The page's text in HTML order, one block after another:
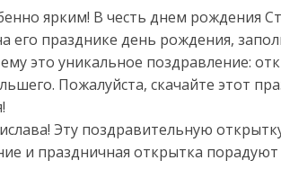
ярким! В честь днем рождения
его празднике день рождения,
это уникальное поздравление:
Пожалуйста, скачайте этот
Эту поздравительную
и праздничная открытка